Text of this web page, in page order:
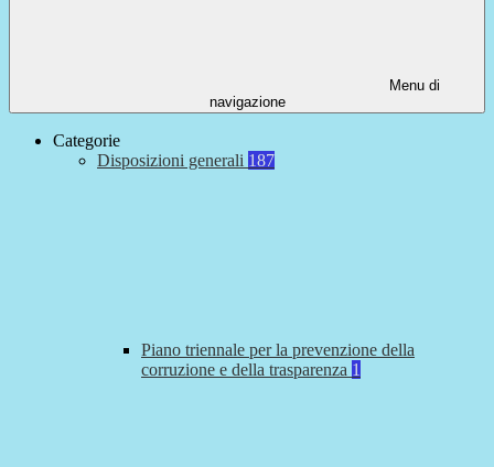
Menu di
navigazione
Categorie
Disposizioni generali 187
Piano triennale per la prevenzione della
corruzione e della trasparenza 1